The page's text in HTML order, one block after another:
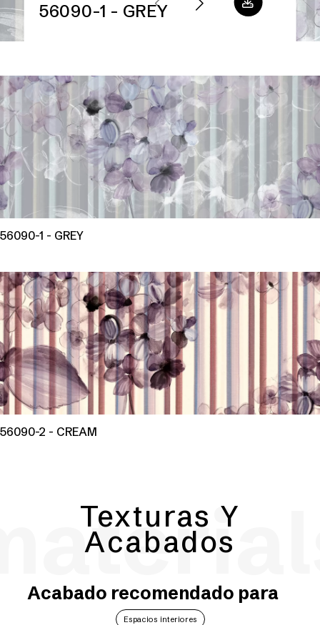
56090-1 - GREY
56090-1 - GREY
56090-2 - CREAM
Texturas Y
Acabados
Acabado recomendado para
Espacios interiores